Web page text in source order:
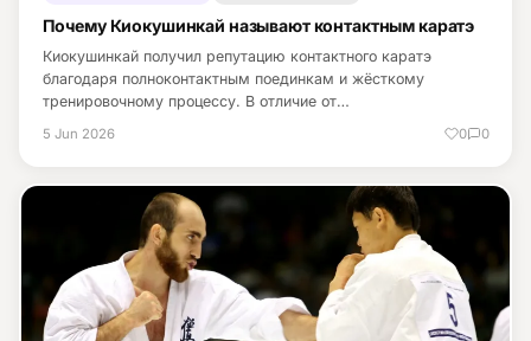
Почему Киокушинкай называют контактным каратэ
Киокушинкай получил репутацию контактного каратэ
благодаря полноконтактным поединкам и жёсткому
тренировочному процессу. В отличие от…
5 Jun 2026 0 0